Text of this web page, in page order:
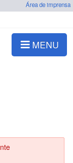
Área de imprensa
MENU